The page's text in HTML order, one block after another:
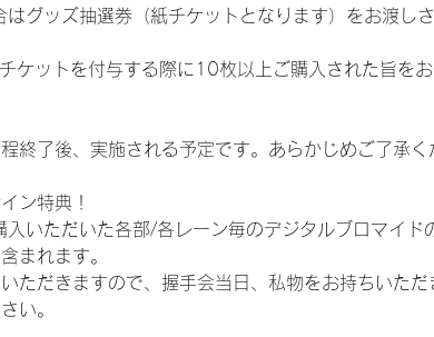
グッズ抽選券（紙チケットとなります）をお渡しさ
ケットを付与する際に10枚以上ご購入された旨を
終了後、実施される予定です。あらかじめご了承く
ン特典！
いただいた各部/各レーン毎のデジタルブロマイド
まれます。
ただきますので、握手会当日、私物をお持ちいた
い。